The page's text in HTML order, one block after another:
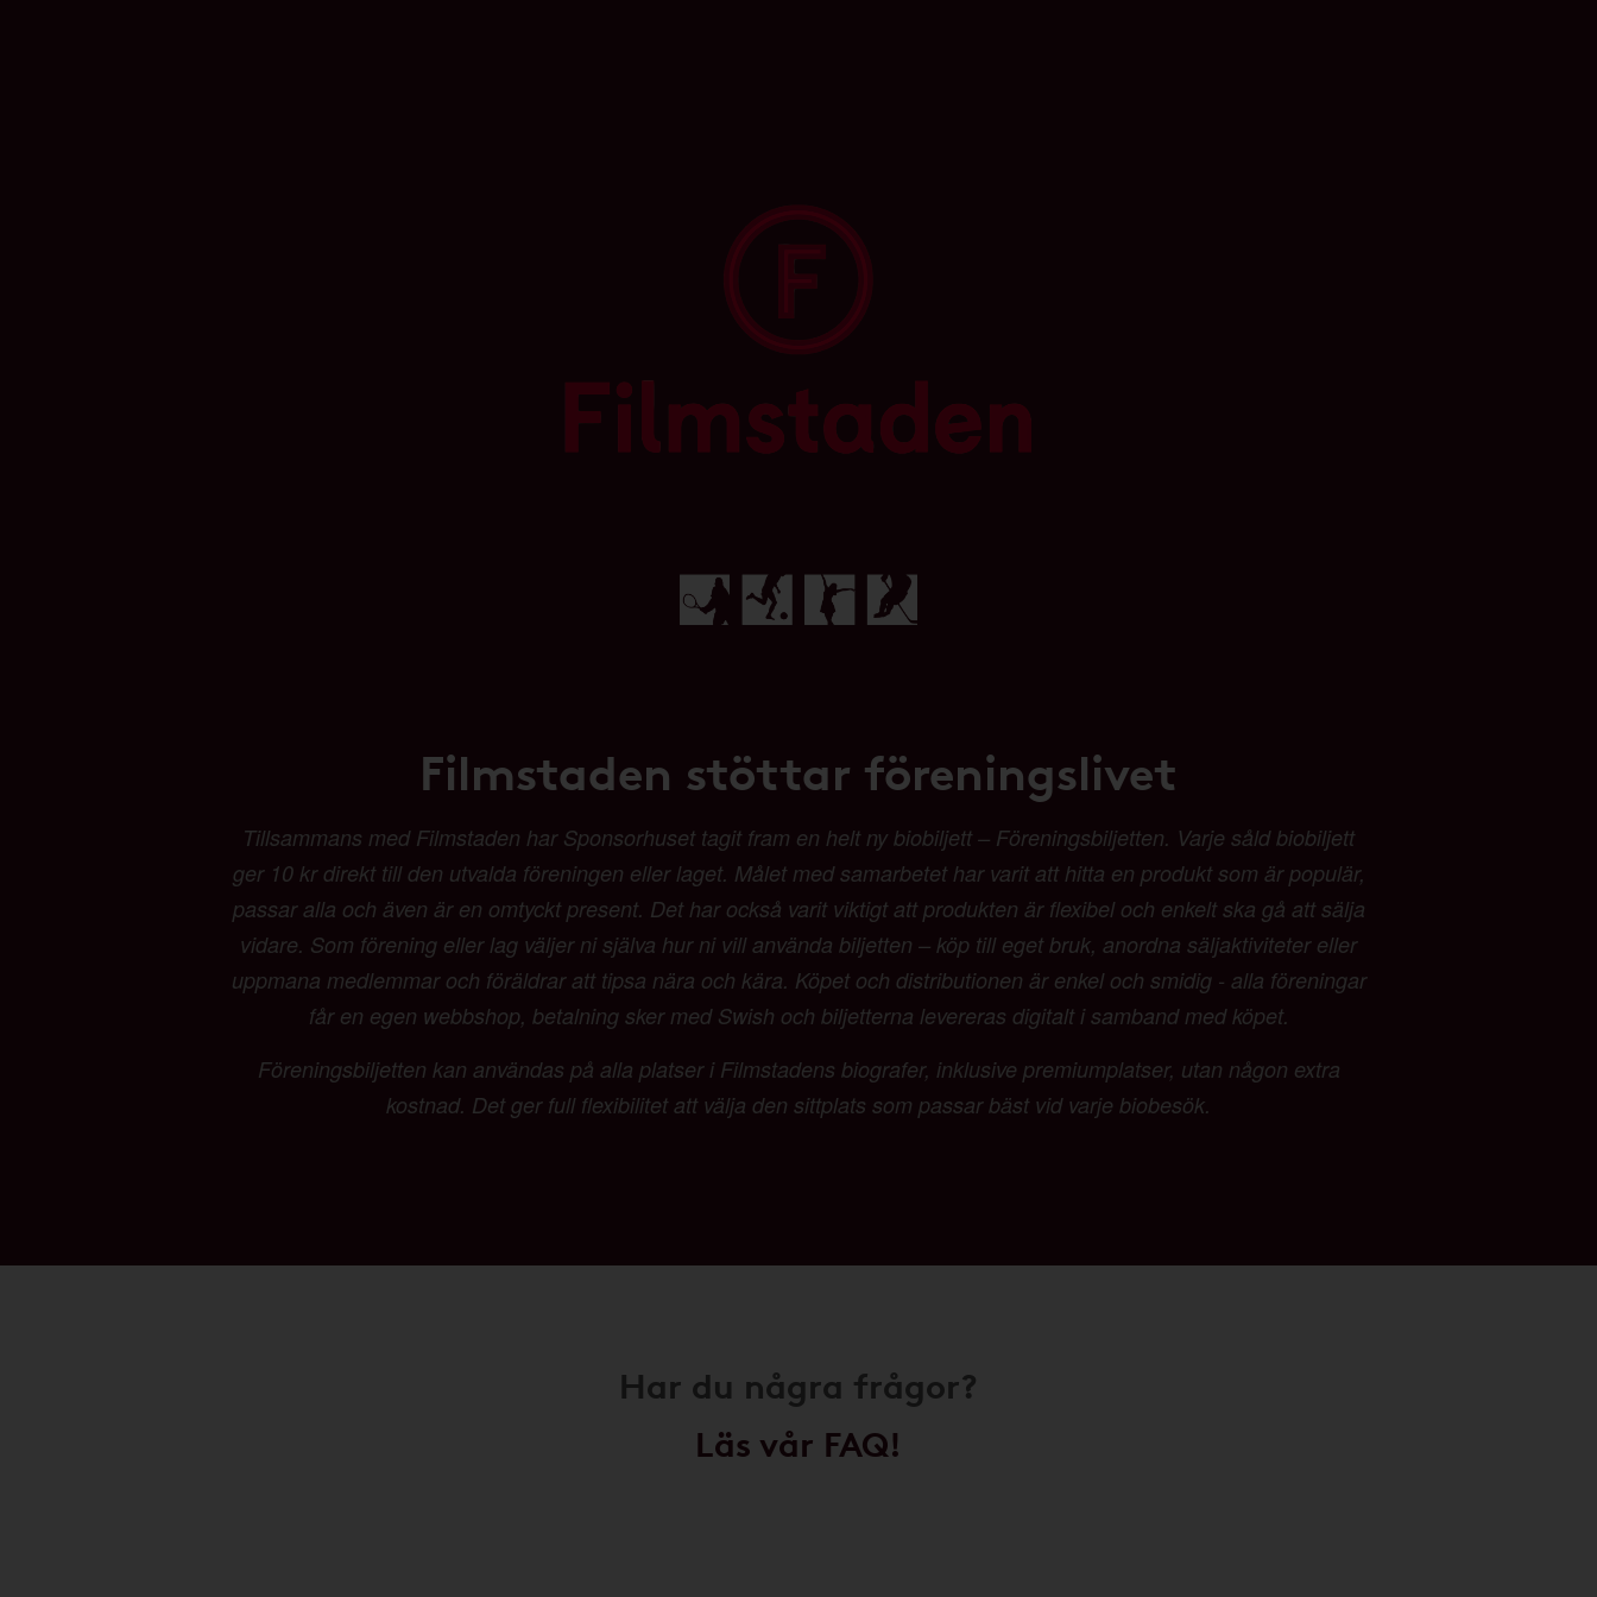
Filmstaden stöttar föreningslivet
Tillsammans med Filmstaden har Sponsorhuset tagit fram en helt ny biobiljett – Föreningsbiljetten. Varje såld biobiljett
ger 10 kr direkt till den utvalda föreningen eller laget. Målet med samarbetet har varit att hitta en produkt som är populär,
passar alla och även är en omtyckt present. Det har också varit viktigt att produkten är flexibel och enkelt ska gå att sälja
vidare. Som förening eller lag väljer ni själva hur ni vill använda biljetten – köp till eget bruk, anordna säljaktiviteter eller
uppmana medlemmar och föräldrar att tipsa nära och kära. Köpet och distributionen är enkel och smidig - alla föreningar
får en egen webbshop, betalning sker med Swish och biljetterna levereras digitalt i samband med köpet.
Föreningsbiljetten kan användas på alla platser i Filmstadens biografer, inklusive premiumplatser, utan någon extra
kostnad. Det ger full flexibilitet att välja den sittplats som passar bäst vid varje biobesök.
Har du några frågor?
Läs vår FAQ!